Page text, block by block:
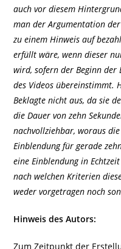
auch vor diesem
man der Argumentation
zu einem Hinweis auf
erfüllt wäre, wenn dieser
wird, sofern der Beginn
des Videos übereinstimmt.
Beklagte nicht aus, da sie
die Dauer von zehn
nachvollziehbar, woraus
Einblendung für gerade
eine Einblendung in
nach welchen Kriterien
weder vorgetragen noch
Hinweis des Autors:
Zum Zeitpunkt der